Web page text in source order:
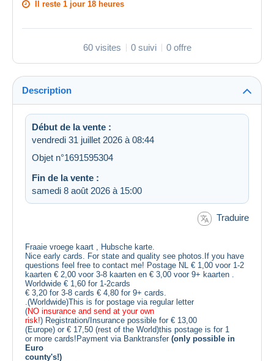
Il reste 1 jour 18 heures
60 visites 0 suivi 0 offre
Description
Début de la vente :
vendredi 31 juillet 2026 à 08:44
Objet n°1691595304
Fin de la vente :
samedi 8 août 2026 à 15:00
Traduire
Fraaie vroege kaart , Hubsche karte.
Nice early cards. For state and quality see photos.If you have
questions feel free to contact me! Postage NL € 1,00 voor 1-2
kaarten € 2,00 voor 3-8 kaarten en € 3,00 voor 9+ kaarten .
Worldwide € 1,60 for 1-2cards
€ 3,20 for 3-8 cards € 4,80 for 9+ cards.
.(Worldwide)This is for postage via regular letter
(NO insurance and send at your own
risk!) Registration/Insurance possible for € 13,00
(Europe) or € 17,50 (rest of the World)this postage is for 1
or more cards!Payment via Banktransfer (only possible in
Euro
county's!)